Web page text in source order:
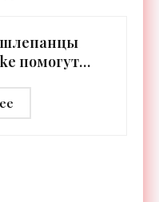
шлепанцы
помогут